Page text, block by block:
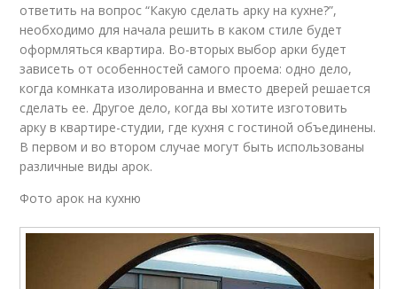
ответить на вопрос “Какую сделать арку на кухне?”,
необходимо для начала решить в каком стиле будет
оформляться квартира. Во-вторых выбор арки будет
зависеть от особенностей самого проема: одно дело,
когда комнката изолированна и вместо дверей решается
сделать ее. Другое дело, когда вы хотите изготовить
арку в квартире-студии, где кухня с гостиной объединены.
В первом и во втором случае могут быть использованы
различные виды арок.
Фото арок на кухню